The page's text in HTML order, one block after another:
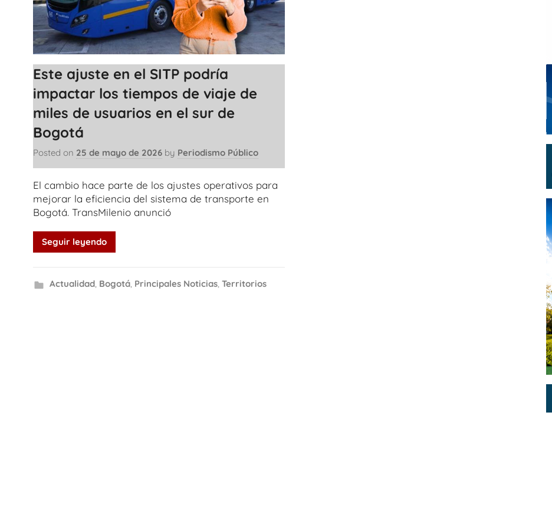
Este ajuste en el SITP podría
impactar los tiempos de viaje de
miles de usuarios en el sur de
Bogotá
Posted on 25 de mayo de 2026 by Periodismo Público
El cambio hace parte de los ajustes operativos para
mejorar la eficiencia del sistema de transporte en
Bogotá. TransMilenio anunció
Seguir leyendo
Actualidad, Bogotá, Principales Noticias, Territorios